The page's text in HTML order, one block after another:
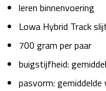
leren binnenvoering
Lowa Hybrid Track
700 gram per paar
buigstijfheid:
pasvorm: